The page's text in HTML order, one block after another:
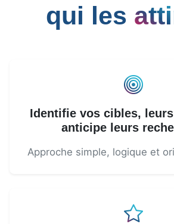
qui les
Identifie vos cibles,
anticipe leurs
Approche simple, logique et